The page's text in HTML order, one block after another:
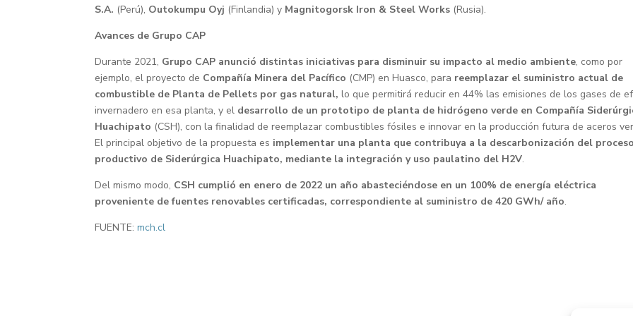
S.A. (Perú), Outokumpu Oyj (Finlandia) y Magnitogorsk Iron & Steel Works (Rusia).
Avances de Grupo CAP
Durante 2021, Grupo CAP anunció distintas iniciativas para disminuir su impacto al medio ambiente, como por
ejemplo, el proyecto de Compañía Minera del Pacífico (CMP) en Huasco, para reemplazar el suministro actual de
combustible de Planta de Pellets por gas natural, lo que permitirá reducir en 44% las emisiones de los gases de
invernadero en esa planta, y el desarrollo de un prototipo de planta de hidrógeno verde en Compañía
Huachipato (CSH), con la finalidad de reemplazar combustibles fósiles e innovar en la producción futura de aceros
El principal objetivo de la propuesta es implementar una planta que contribuya a la descarbonización del proceso
productivo de Siderúrgica Huachipato, mediante la integración y uso paulatino del H2V.
Del mismo modo, CSH cumplió en enero de 2022 un año abasteciéndose en un 100% de energía eléctrica
proveniente de fuentes renovables certificadas, correspondiente al suministro de 420 GWh/ año.
FUENTE:mch.cl